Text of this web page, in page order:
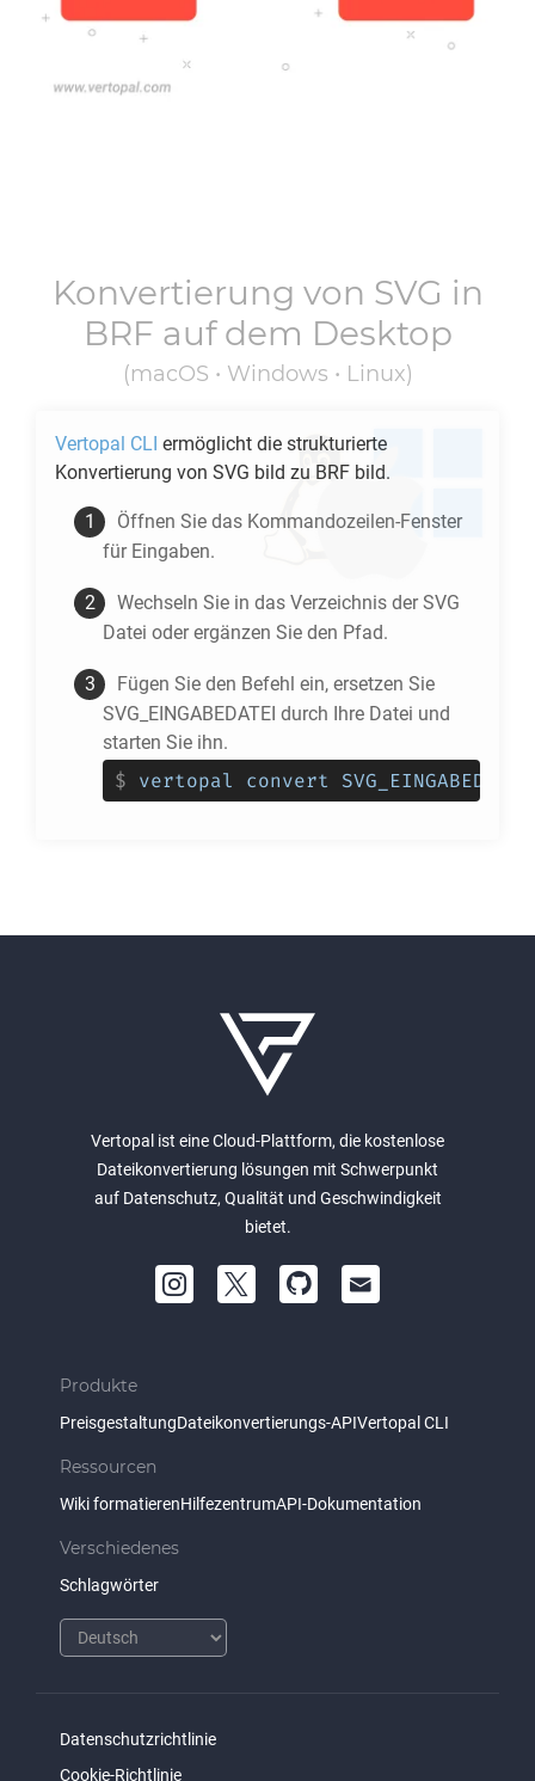
Konvertierung von SVG in
BRF auf dem Desktop
(macOS • Windows • Linux)
Vertopal CLI ermöglicht die strukturierte
Konvertierung von SVG bild zu BRF bild.
Öffnen Sie das Kommandozeilen-Fenster
für Eingaben.
Wechseln Sie in das Verzeichnis derSVG
Datei oder ergänzen Sie den Pfad.
Fügen Sie den Befehl ein, ersetzen Sie
SVG_EINGABEDATEI durch Ihre Datei und
starten Sie ihn.
$ vertopal convert
Vertopal ist eine Cloud-Plattform, die kostenlose
Dateikonvertierung lösungen mit Schwerpunkt
auf Datenschutz, Qualität und Geschwindigkeit
bietet.
Produkte
PreisgestaltungDateikonvertierungs-APIVertopal CLI
Ressourcen
Wiki formatierenHilfezentrumAPI-Dokumentation
Verschiedenes
Schlagwörter
Datenschutzrichtlinie
Cookie-Richtlinie